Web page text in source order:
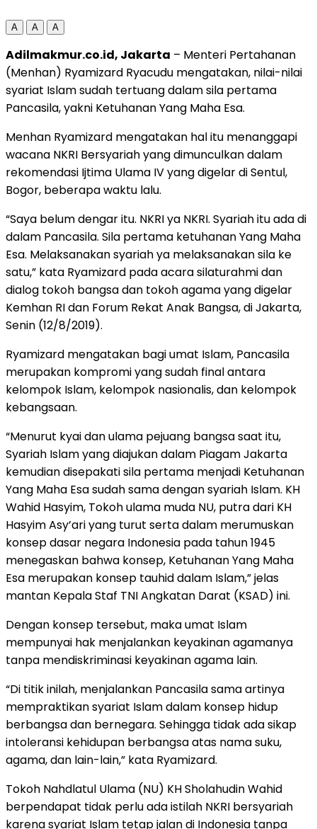
A A A
Adilmakmur.co.id, Jakarta – Menteri Pertahanan
(Menhan) Ryamizard Ryacudu mengatakan, nilai-nilai
syariat Islam sudah tertuang dalam sila pertama
Pancasila, yakni Ketuhanan Yang Maha Esa.
Menhan Ryamizard mengatakan hal itu menanggapi
wacana NKRI Bersyariah yang dimunculkan dalam
rekomendasi Ijtima Ulama IV yang digelar di Sentul,
Bogor, beberapa waktu lalu.
“Saya belum dengar itu. NKRI ya NKRI. Syariah itu ada di
dalam Pancasila. Sila pertama ketuhanan Yang Maha
Esa. Melaksanakan syariah ya melaksanakan sila ke
satu,” kata Ryamizard pada acara silaturahmi dan
dialog tokoh bangsa dan tokoh agama yang digelar
Kemhan RI dan Forum Rekat Anak Bangsa, di Jakarta,
Senin (12/8/2019).
Ryamizard mengatakan bagi umat Islam, Pancasila
merupakan kompromi yang sudah final antara
kelompok Islam, kelompok nasionalis, dan kelompok
kebangsaan.
“Menurut kyai dan ulama pejuang bangsa saat itu,
Syariah Islam yang diajukan dalam Piagam Jakarta
kemudian disepakati sila pertama menjadi Ketuhanan
Yang Maha Esa sudah sama dengan syariah Islam. KH
Wahid Hasyim, Tokoh ulama muda NU, putra dari KH
Hasyim Asy’ari yang turut serta dalam merumuskan
konsep dasar negara Indonesia pada tahun 1945
menegaskan bahwa konsep, Ketuhanan Yang Maha
Esa merupakan konsep tauhid dalam Islam,” jelas
mantan Kepala Staf TNI Angkatan Darat (KSAD) ini.
Dengan konsep tersebut, maka umat Islam
mempunyai hak menjalankan keyakinan agamanya
tanpa mendiskriminasi keyakinan agama lain.
“Di titik inilah, menjalankan Pancasila sama artinya
mempraktikan syariat Islam dalam konsep hidup
berbangsa dan bernegara. Sehingga tidak ada sikap
intoleransi kehidupan berbangsa atas nama suku,
agama, dan lain-lain,” kata Ryamizard.
Tokoh Nahdlatul Ulama (NU) KH Sholahudin Wahid
berpendapat tidak perlu ada istilah NKRI bersyariah
karena syariat Islam tetap jalan di Indonesia tanpa